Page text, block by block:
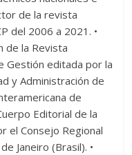
de la revista
del 2006 a 2021. •
de la Revista
Gestión editada por la
y Administración de
de
Editorial de la
el Consejo Regional
Janeiro (Brasil). •